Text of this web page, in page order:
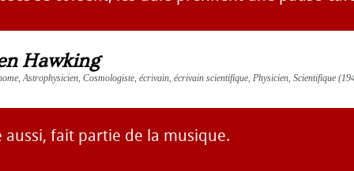
Hawking
Astrophysicien, Cosmologiste, écrivain, écrivain scientifique, Physicien, Scientifique
aussi, fait partie de la musique.